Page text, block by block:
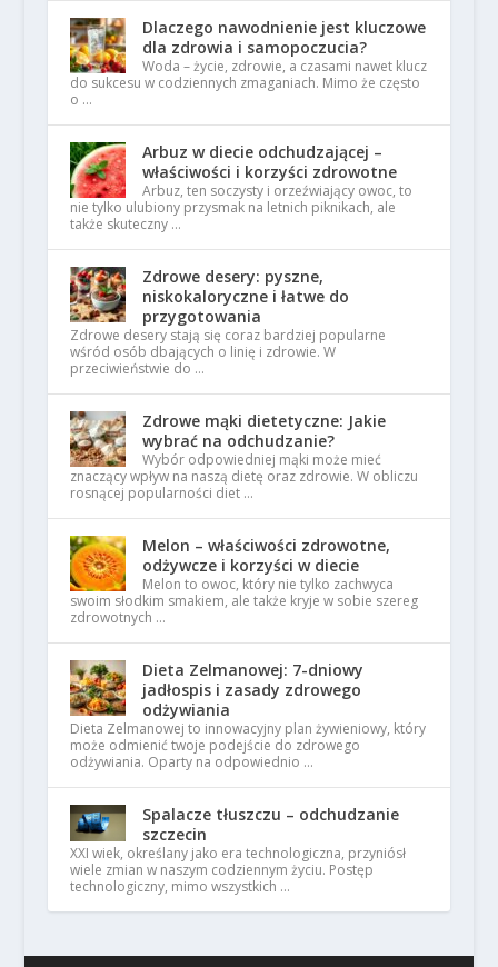
Dlaczego nawodnienie jest kluczowe
dla zdrowia i samopoczucia?
Woda – życie, zdrowie, a czasami nawet klucz
do sukcesu w codziennych zmaganiach. Mimo że często
o …
Arbuz w diecie odchudzającej –
właściwości i korzyści zdrowotne
Arbuz, ten soczysty i orzeźwiający owoc, to
nie tylko ulubiony przysmak na letnich piknikach, ale
także skuteczny …
Zdrowe desery: pyszne,
niskokaloryczne i łatwe do
przygotowania
Zdrowe desery stają się coraz bardziej popularne
wśród osób dbających o linię i zdrowie. W
przeciwieństwie do …
Zdrowe mąki dietetyczne: Jakie
wybrać na odchudzanie?
Wybór odpowiedniej mąki może mieć
znaczący wpływ na naszą dietę oraz zdrowie. W obliczu
rosnącej popularności diet …
Melon – właściwości zdrowotne,
odżywcze i korzyści w diecie
Melon to owoc, który nie tylko zachwyca
swoim słodkim smakiem, ale także kryje w sobie szereg
zdrowotnych …
Dieta Zelmanowej: 7-dniowy
jadłospis i zasady zdrowego
odżywiania
Dieta Zelmanowej to innowacyjny plan żywieniowy, który
może odmienić twoje podejście do zdrowego
odżywiania. Oparty na odpowiednio …
Spalacze tłuszczu – odchudzanie
szczecin
XXI wiek, określany jako era technologiczna, przyniósł
wiele zmian w naszym codziennym życiu. Postęp
technologiczny, mimo wszystkich …